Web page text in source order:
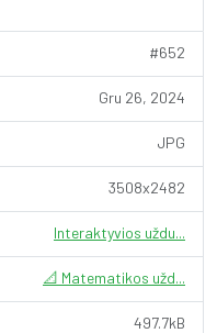
#652
Gru 26, 2024
JPG
3508x2482
Interaktyvios uždu...
📐 Matematikos užd...
497.7kB